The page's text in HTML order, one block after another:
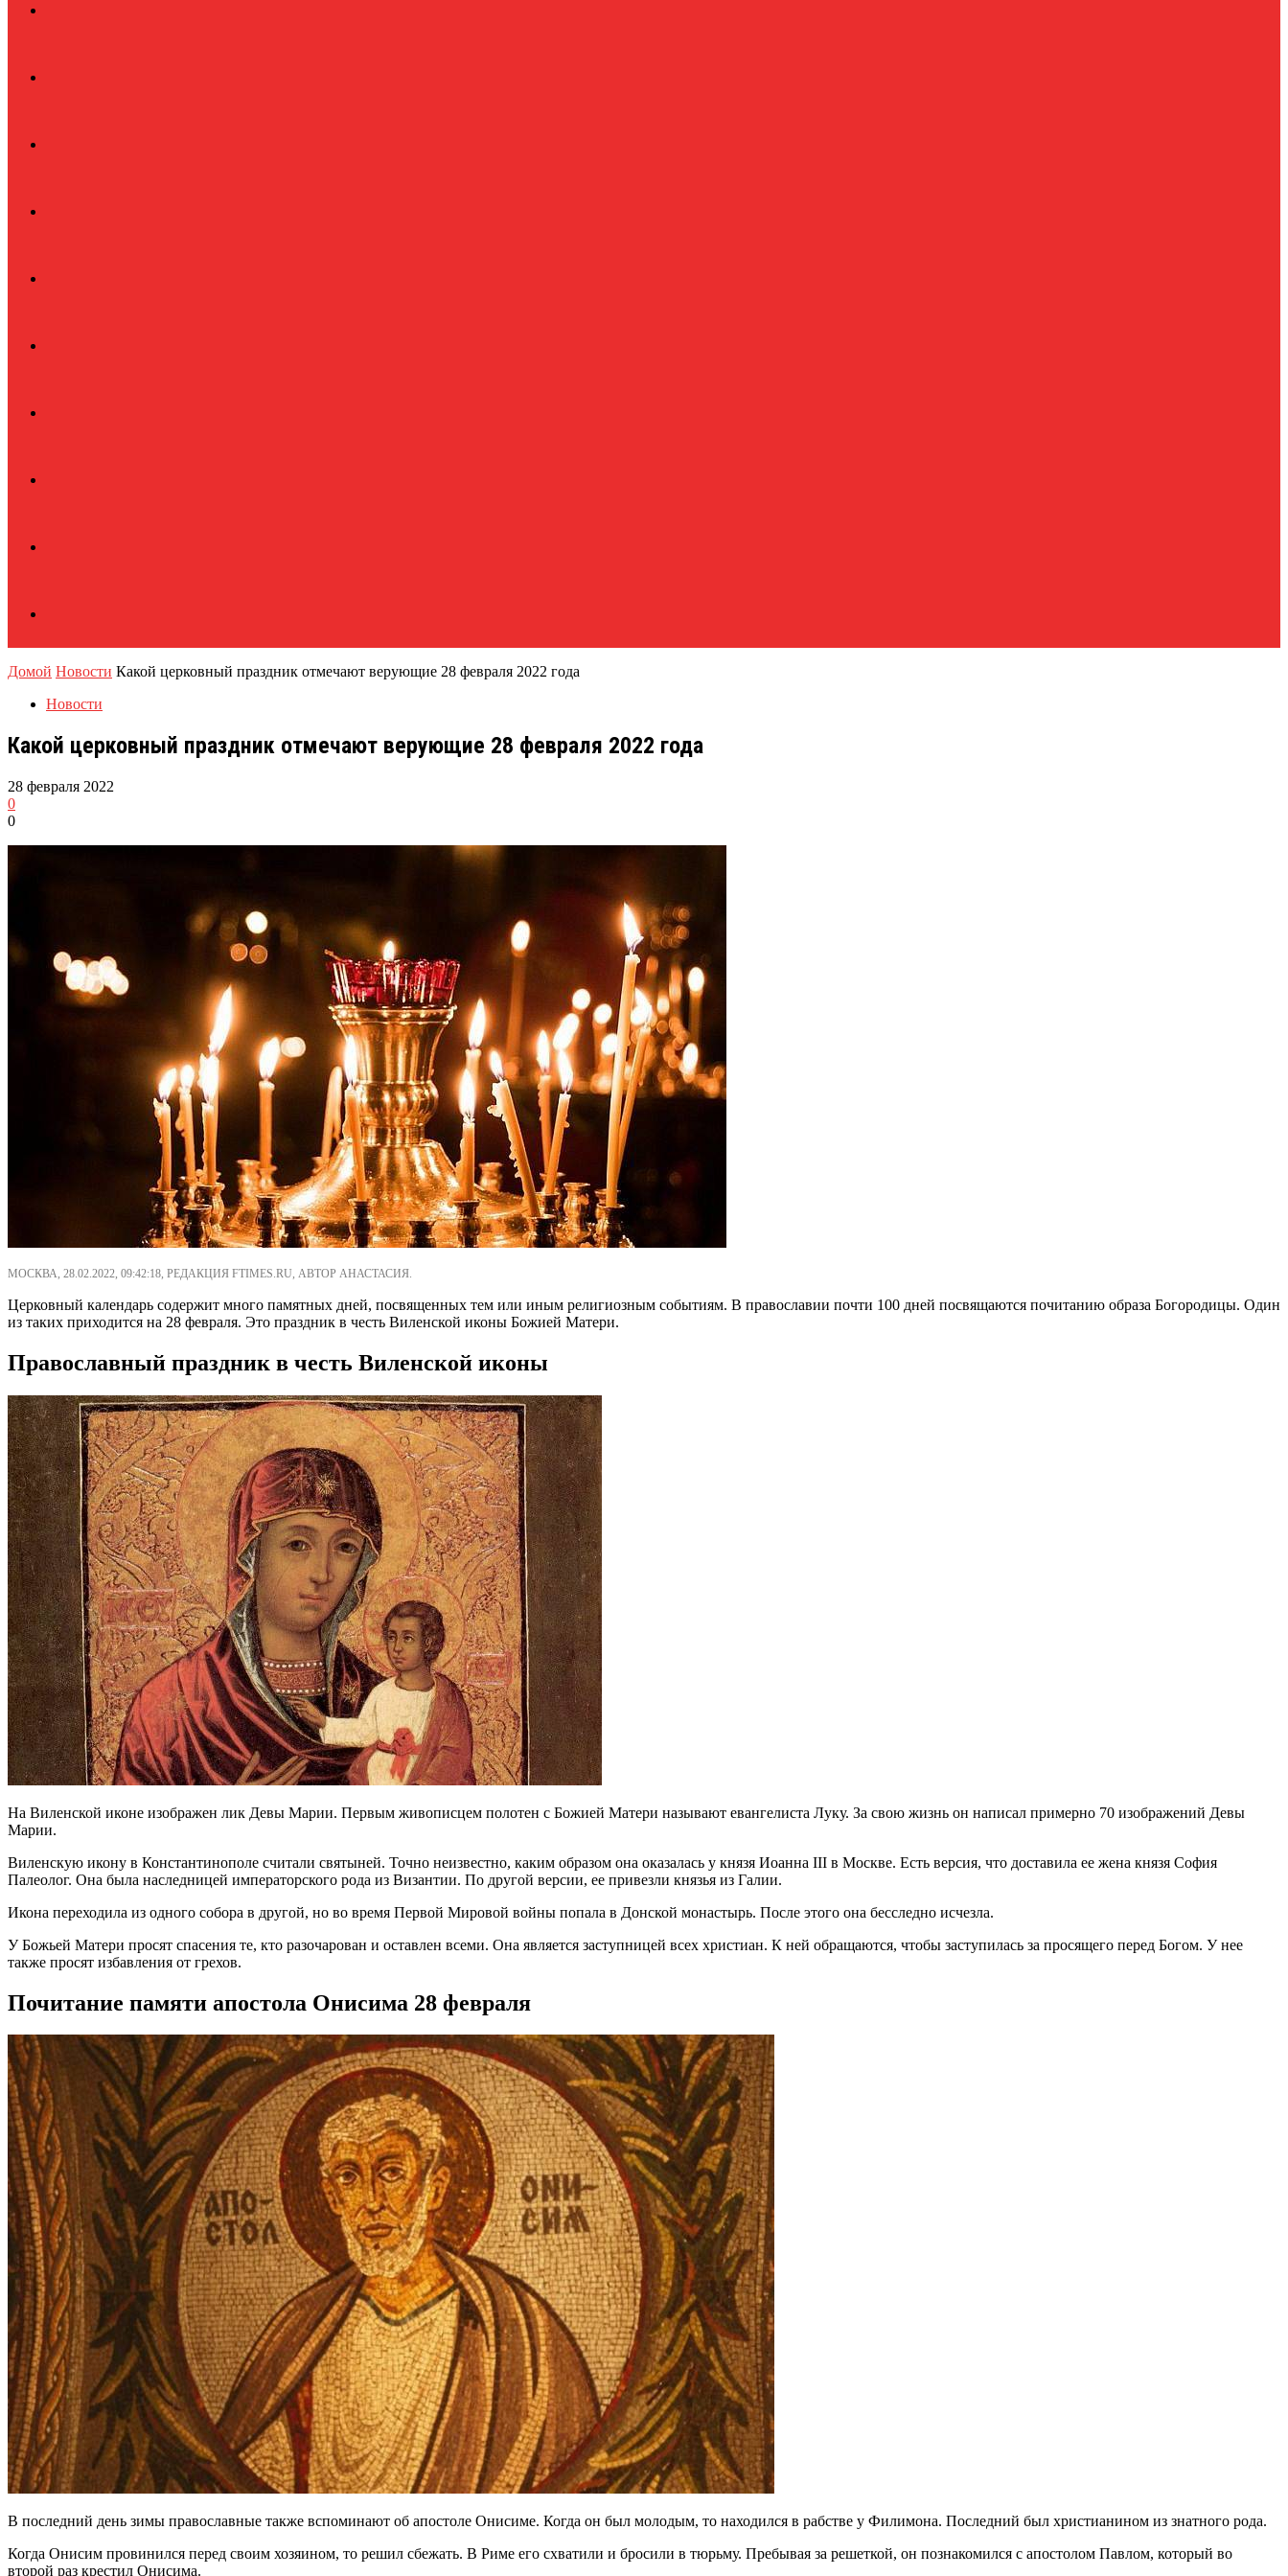
Домой Новости Какой церковный праздник отмечают верующие 28 февраля 2022 года
Новости
Какой церковный праздник отмечают верующие 28 февраля 2022 года
28 февраля 2022
0
0
МОСКВА, 28.02.2022, 09:42:18, РЕДАКЦИЯ FTIMES.RU, АВТОР АНАСТАСИЯ.
Церковный календарь содержит много памятных дней, посвященных тем или иным религиозным событиям. В православии почти 100 дней посвящаются почитанию образа Богородицы. Один
из таких приходится на 28 февраля. Это праздник в честь Виленской иконы Божией Матери.
Православный праздник в честь Виленской иконы
На Виленской иконе изображен лик Девы Марии. Первым живописцем полотен с Божией Матери называют евангелиста Луку. За свою жизнь он написал примерно 70 изображений Девы
Марии.
Виленскую икону в Константинополе считали святыней. Точно неизвестно, каким образом она оказалась у князя Иоанна III в Москве. Есть версия, что доставила ее жена князя София
Палеолог. Она была наследницей императорского рода из Византии. По другой версии, ее привезли князья из Галии.
Икона переходила из одного собора в другой, но во время Первой Мировой войны попала в Донской монастырь. После этого она бесследно исчезла.
У Божьей Матери просят спасения те, кто разочарован и оставлен всеми. Она является заступницей всех христиан. К ней обращаются, чтобы заступилась за просящего перед Богом. У нее
также просят избавления от грехов.
Почитание памяти апостола Онисима 28 февраля
В последний день зимы православные также вспоминают об апостоле Онисиме. Когда он был молодым, то находился в рабстве у Филимона. Последний был христианином из знатного рода.
Когда Онисим провинился перед своим хозяином, то решил сбежать. В Риме его схватили и бросили в тюрьму. Пребывая за решеткой, он познакомился с апостолом Павлом, который во
второй раз крестил Онисима.